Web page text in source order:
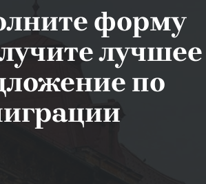
форму
лучшее
по